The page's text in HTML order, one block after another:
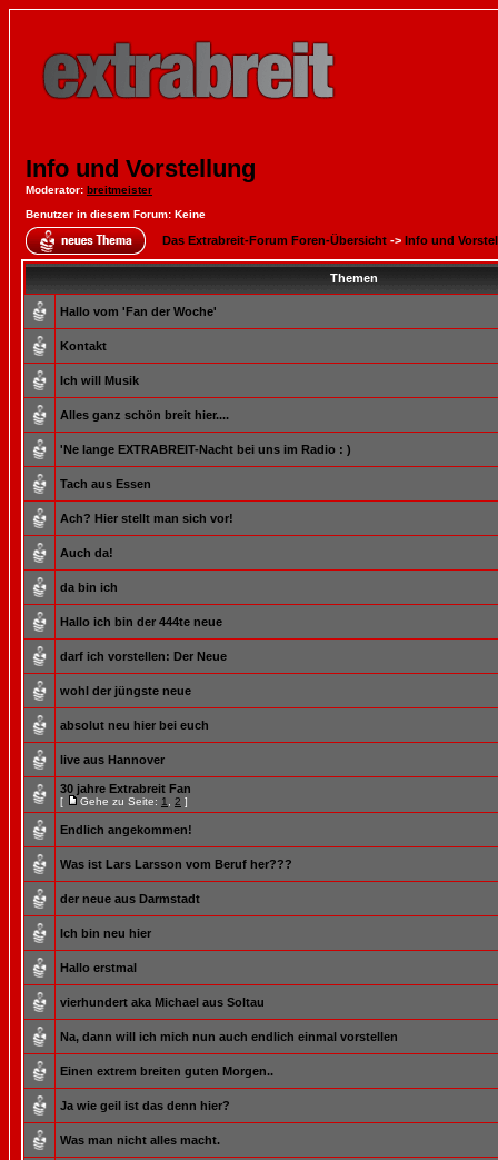
Info und Vorstellung
Moderator: breitmeister
Benutzer in diesem Forum: Keine
Das Extrabreit-Forum Foren-Übersicht -> Info und
Themen
Hallo vom 'Fan der Woche'
Kontakt
Ich will Musik
Alles ganz schön breit hier....
'Ne lange EXTRABREIT-Nacht bei uns im Radio : )
Tach aus Essen
Ach? Hier stellt man sich vor!
Auch da!
da bin ich
Hallo ich bin der 444te neue
darf ich vorstellen: Der Neue
wohl der jüngste neue
absolut neu hier bei euch
live aus Hannover
30 jahre Extrabreit Fan
[ Gehe zu Seite: 1 2 ]
Endlich angekommen!
Was ist Lars Larsson vom Beruf her???
der neue aus Darmstadt
Ich bin neu hier
Hallo erstmal
vierhundert aka Michael aus Soltau
Na, dann will ich mich nun auch endlich einmal vorstellen
Einen extrem breiten guten Morgen..
Ja wie geil ist das denn hier?
Was man nicht alles macht.